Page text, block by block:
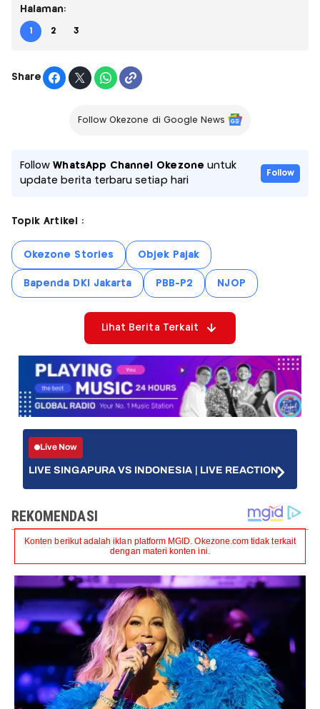
Halaman:
1 2 3
Share
Follow Okezone di Google News
FollowWhatsApp Channel Okezone untuk
update berita terbaru setiap hari
Follow
Topik Artikel :
Okezone Stories Objek Pajak
Bapenda DKI Jakarta PBB-P2 NJOP
Lihat Berita Terkait
Live Now
LIVE SINGAPURA VS INDONESIA | LIVE REACTION